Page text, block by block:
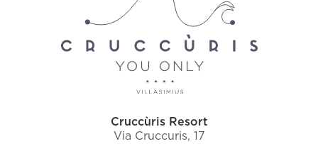
Cruccùris Resort
Via Cruccuris, 17